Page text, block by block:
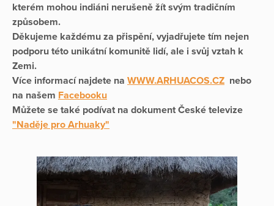
kterém mohou indiáni nerušeně žít svým tradičním
způsobem.
Děkujeme každému za přispění, vyjadřujete tím nejen
podporu této unikátní komunitě lidí, ale i svůj vztah k
Zemi.
Více informací najdete na WWW.ARHUACOS.CZ nebo
na našem Facebooku
Můžete se také podívat na dokument České televize
"Naděje pro Arhuaky"